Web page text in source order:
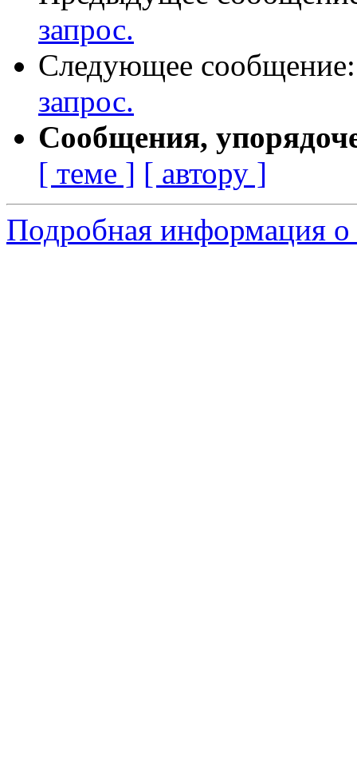
запрос.
Следующее
запрос.
Сообщения,
[ теме ] [ автору ]
Подробная информация